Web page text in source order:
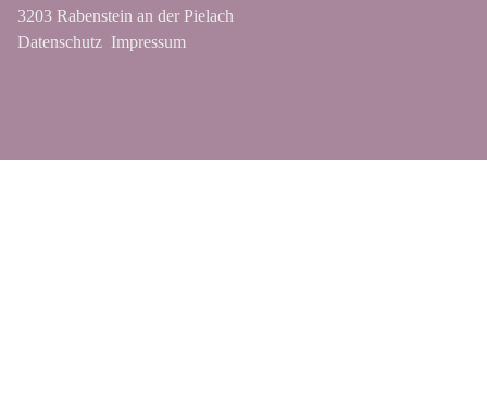
3203 Rabenstein an der Pielach
Datenschutz Impressum